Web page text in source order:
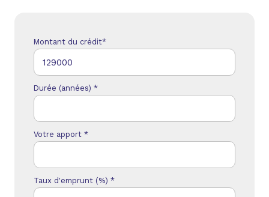
Montant du crédit*
Durée (années) *
Votre apport *
Taux d'emprunt (%) *